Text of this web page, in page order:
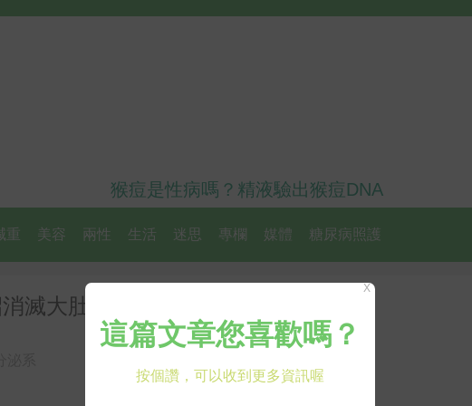
猴痘是性病嗎？精液驗出猴痘DNA
重 美容 兩性 生活 迷思 專欄 媒體 糖尿病照護
滅大肚腩啤酒肚
X